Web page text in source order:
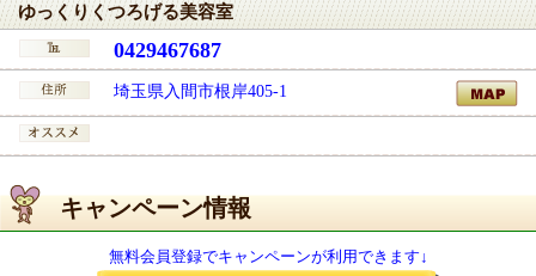
ゆっくりくつろげる美容室
0429467687
埼玉県入間市根岸405-1
キャンペーン情報
無料会員登録でキャンペーンが利用できます↓